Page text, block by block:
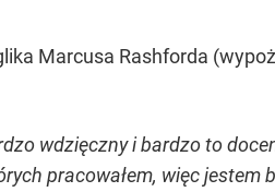
Marcusa Rashforda
wdzięczny i bardzo to
pracowałem, więc jestem